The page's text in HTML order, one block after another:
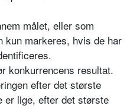
målet, eller som
kun markeres, hvis de har
konkurrencens resultat.
efter det største
er lige, efter det største